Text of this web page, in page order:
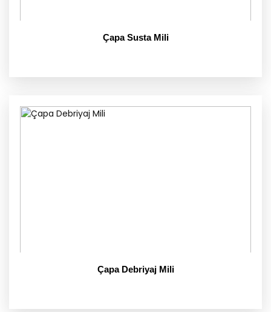
Çapa Susta Mili
Çapa Debriyaj Mili